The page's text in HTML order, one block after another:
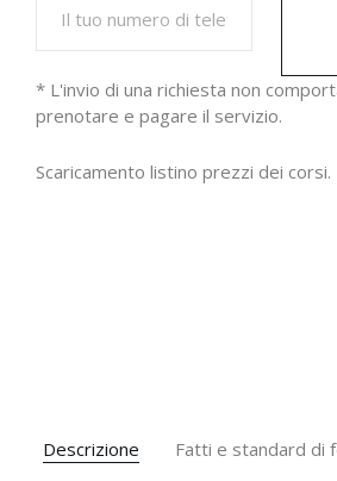
* L'invio di una richiesta non
prenotare e pagare il servizio.
Scaricamento listino prezzi dei corsi.
Descrizione
Fatti e standard di